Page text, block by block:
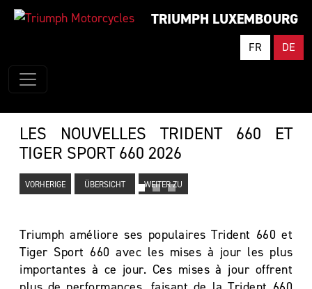
TRIUMPH LUXEMBOURG
FR DE
LES NOUVELLES TRIDENT 660 ET
TIGER SPORT 660 2026
VORHERIGE ÜBERSICHT WEITER ZU
Triumph améliore ses populaires Trident 660 et
Tiger Sport 660 avec les mises à jour les plus
importantes à ce jour. Ces mises à jour offrent